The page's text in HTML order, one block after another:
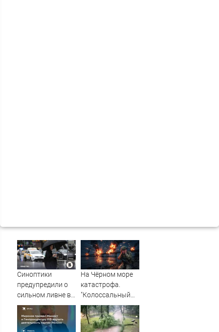
Синоптики
предупредили о
сильном ливне в
Москве 7 августа
На Чёрном море
катастрофа.
"Колоссальный
удар": Такого не
было за всю СВО